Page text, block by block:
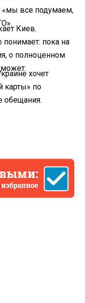
«мы все подумаем,
Киев.
понимает: пока на
о полноценном
хочет
карты» по
обещания.